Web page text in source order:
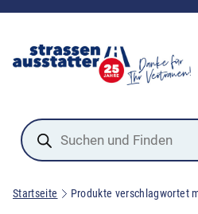
Products
search
Startseite Produkte verschlagwortet